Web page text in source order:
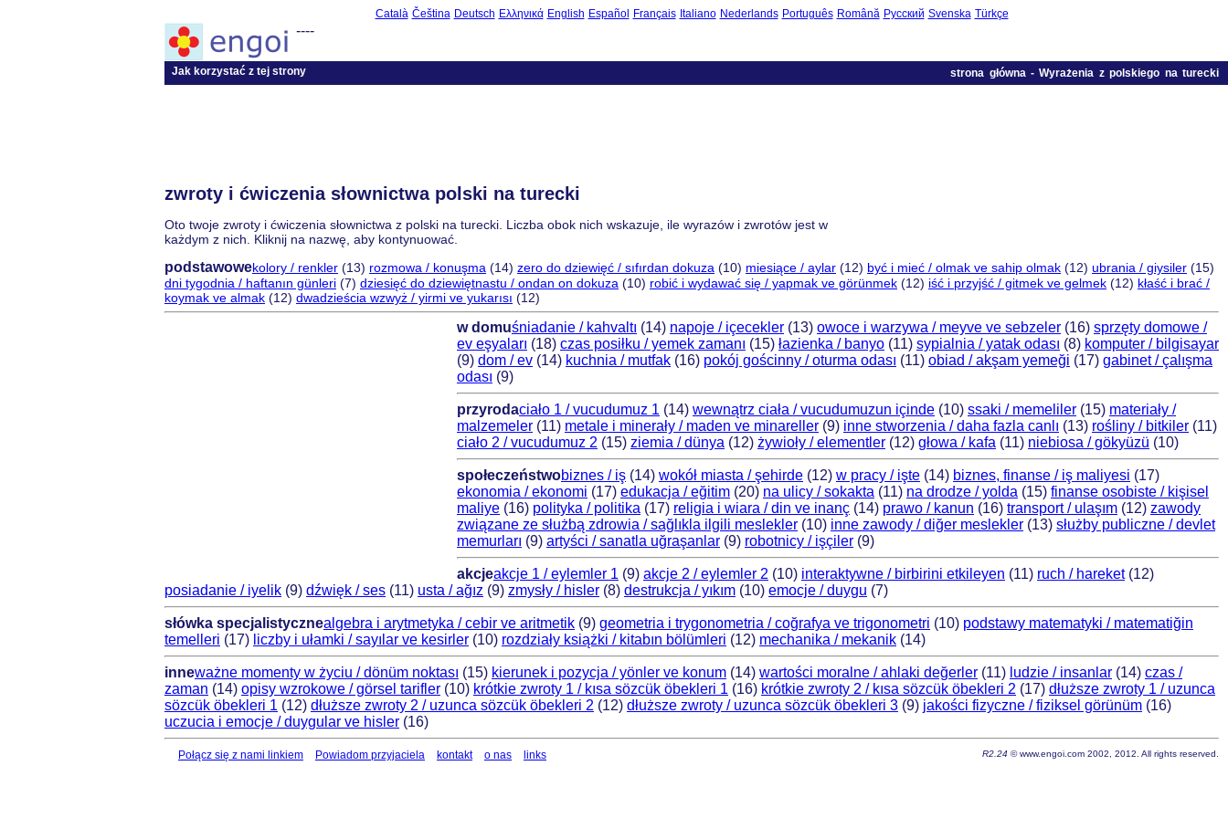
Català Čeština Deutsch Ελληνικά English Español Français Italiano Nederlands Português Română Русский Svenska Türkçe
----
Jak korzystać z tej strony strona główna-Wyrażenia z polskiego na turecki
zwroty i ćwiczenia słownictwa polski na turecki
Oto twoje zwroty i ćwiczenia słownictwa z polski na turecki. Liczba obok nich wskazuje, ile wyrazów i zwrotów jest w
każdym z nich. Kliknij na nazwę, aby kontynuować.
podstawowekolory / renkler (13) rozmowa / konuşma (14) zero do dziewięć / sıfırdan dokuza (10) miesiące / aylar (12) być i mieć / olmak ve sahip olmak (12) ubrania / giysiler (15)
dni tygodnia / haftanın günleri (7) dziesięć do dziewiętnastu / ondan on dokuza (10) robić i wydawać się / yapmak ve görünmek (12) iść i przyjść / gitmek ve gelmek (12) kłaść i brać /
koymak ve almak (12) dwadzieścia wzwyż / yirmi ve yukarısı (12)
w domuśniadanie / kahvaltı (14) napoje / içecekler (13) owoce i warzywa / meyve ve sebzeler (16) sprzęty domowe /
ev eşyaları (18) czas posiłku / yemek zamanı (15) łazienka / banyo (11) sypialnia / yatak odası (8) komputer / bilgisayar
(9) dom / ev (14) kuchnia / mutfak (16) pokój gościnny / oturma odası (11) obiad / akşam yemeği (17) gabinet / çalışma
odası (9)
przyrodaciało 1 / vucudumuz 1 (14) wewnątrz ciała / vucudumuzun içinde (10) ssaki / memeliler (15) materiały /
malzemeler (11) metale i minerały / maden ve minareller (9) inne stworzenia / daha fazla canlı (13) rośliny / bitkiler (11)
ciało 2 / vucudumuz 2 (15) ziemia / dünya (12) żywioły / elementler (12) głowa / kafa (11) niebiosa / gökyüzü (10)
społeczeństwobiznes / iş (14) wokół miasta / şehirde (12) w pracy / işte (14) biznes, finanse / iş maliyesi (17)
ekonomia / ekonomi (17) edukacja / eğitim (20) na ulicy / sokakta (11) na drodze / yolda (15) finanse osobiste / kişisel
maliye (16) polityka / politika (17) religia i wiara / din ve inanç (14) prawo / kanun (16) transport / ulaşım (12) zawody
związane ze służbą zdrowia / sağlıkla ilgili meslekler (10) inne zawody / diğer meslekler (13) służby publiczne / devlet
memurları (9) artyści / sanatla uğraşanlar (9) robotnicy / işçiler (9)
akcjeakcje 1 / eylemler 1 (9) akcje 2 / eylemler 2 (10) interaktywne / birbirini etkileyen (11) ruch / hareket(12)
posiadanie / iyelik (9) dźwięk / ses (11) usta / ağız (9) zmysły / hisler (8) destrukcja / yıkım (10) emocje / duygu (7)
słówka specjalistycznealgebra i arytmetyka / cebir ve aritmetik (9) geometria i trygonometria / coğrafya ve trigonometri (10) podstawy matematyki / matematiğin
temelleri (17) liczby i ułamki / sayılar ve kesirler (10) rozdziały książki / kitabın bölümleri (12) mechanika / mekanik (14)
inneważne momenty w życiu / dönüm noktası (15) kierunek i pozycja / yönler ve konum (14) wartości moralne / ahlaki değerler (11) ludzie / insanlar (14) czas /
zaman (14) opisy wzrokowe / görsel tarifler (10) krótkie zwroty 1 / kısa sözcük öbekleri 1 (16) krótkie zwroty 2 / kısa sözcük öbekleri 2 (17) dłuższe zwroty 1 / uzunca
sözcük öbekleri 1 (12) dłuższe zwroty 2 / uzunca sözcük öbekleri 2 (12) dłuższe zwroty / uzunca sözcük öbekleri 3 (9) jakości fizyczne / fiziksel görünüm (16)
uczucia i emocje / duygular ve hisler (16)
Połącz się z nami linkiem Powiadom przyjaciela kontakt o nas links R2.24 © www.engoi.com 2002, 2012. All rights reserved.